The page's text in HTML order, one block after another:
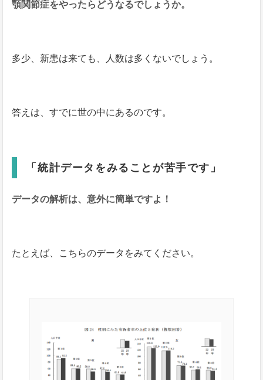
顎関節症をやったらどうなるでしょうか。
多少、新患は来ても、人数は多くないでしょう。
答えは、すでに世の中にあるのです。
「統計データをみることが苦手です」
データの解析は、意外に簡単ですよ！
たとえば、こちらのデータをみてください。